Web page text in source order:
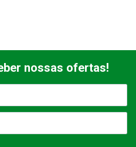
nossas ofertas!